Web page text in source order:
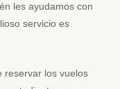
les ayudamos con
servicio es
reservar los vuelos